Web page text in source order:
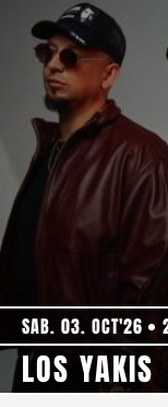
SAB. 03. OCT'26
LOS YAKIS